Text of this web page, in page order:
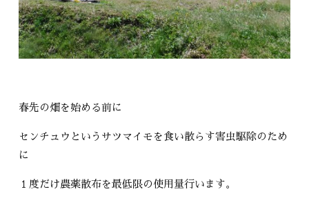
春先の畑を始める前に
センチュウというサツマイモを食い散らす害虫駆除のため
に
１度だけ農薬散布を最低限の使用量行います。